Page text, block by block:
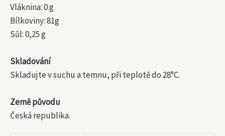
Vláknina: 0 g
Bílkoviny: 81g
Sůl: 0,25 g
Skladování
Skladujte v suchu a temnu, při teplotě do 28°C.
Země původu
Česká republika.